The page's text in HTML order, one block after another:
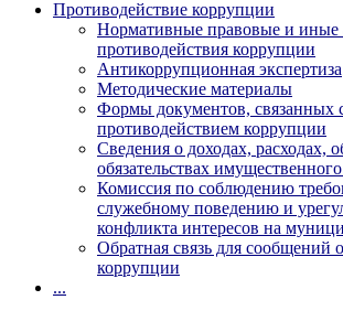
Противодействие коррупции
Нормативные правовые и иные
противодействия коррупции
Антикоррупционная экспертиза
Методические материалы
Формы документов, связанных
противодействием коррупции
Сведения о доходах, расходах,
обязательствах
Комиссия по соблюдению
служебному поведению и
конфликта интересов на
Обратная связь для сообщений
коррупции
...